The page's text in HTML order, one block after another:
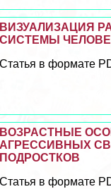
ВИЗУАЛИЗАЦИЯ
СИСТЕМЫ
Статья в формате
ВОЗРАСТНЫЕ
АГРЕССИВНЫХ
ПОДРОСТКОВ
Статья в формате